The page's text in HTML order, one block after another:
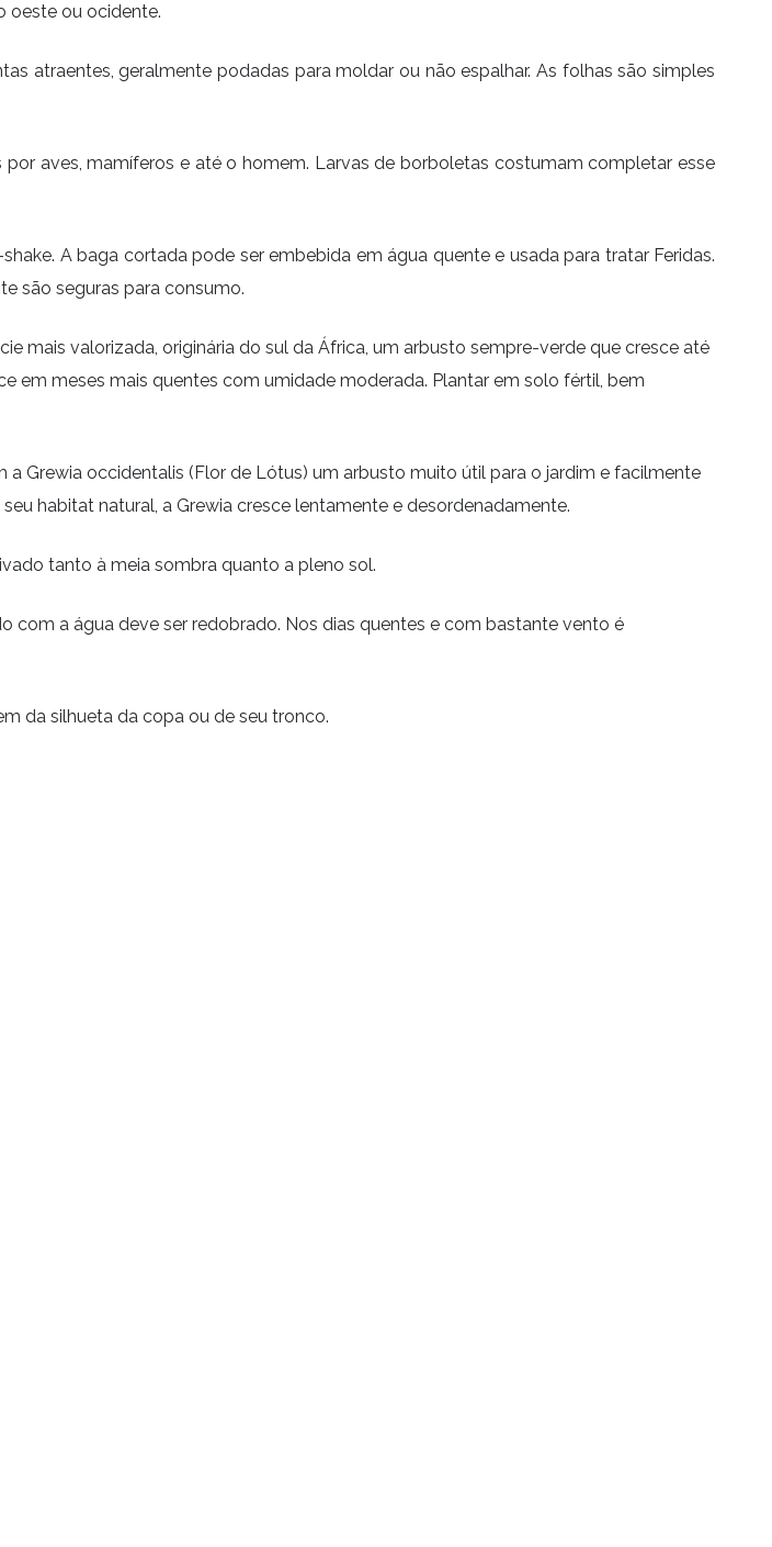
oeste ou ocidente.
atraentes, geralmente podadas para moldar ou não espalhar. As folhas são simples
aves, mamíferos e até o homem. Larvas de borboletas costumam completar esse
A baga cortada pode ser embebida em água quente e usada para tratar Feridas.
são seguras para consumo.
mais valorizada, originária do sul da África, um arbusto sempre-verde que cresce até
em meses mais quentes com umidade moderada. Plantar em solo fértil, bem
Grewia occidentalis (Flor de Lótus) um arbusto muito útil para o jardim e facilmente
habitat natural, a Grewia cresce lentamente e desordenadamente.
tanto à meia sombra quanto a pleno sol.
com a água deve ser redobrado. Nos dias quentes e com bastante vento é
da silhueta da copa ou de seu tronco.